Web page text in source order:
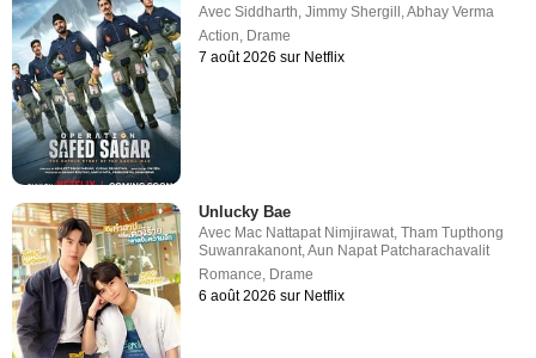
AvecSiddharth ,Jimmy Shergill ,Abhay Verma
Action Drame
7 août 2026 sur Netflix
Unlucky Bae
Avec Mac Nattapat Nimjirawat,Tham Tupthong
Suwanrakanont,Aun Napat Patcharachavalit
Romance, Drame
6 août 2026 sur Netflix